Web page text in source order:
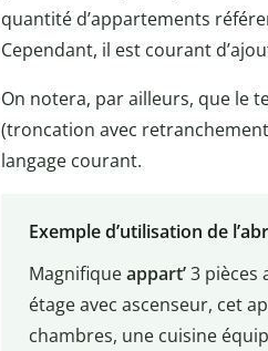
quantité d’appartements
Cependant, il est courant
On notera, par ailleurs, que le
(troncation avec
langage courant.
Exemple d’utilisation de
Magnifiqueappart’3 pièces
étage avec ascenseur, cet
chambres, une cuisine